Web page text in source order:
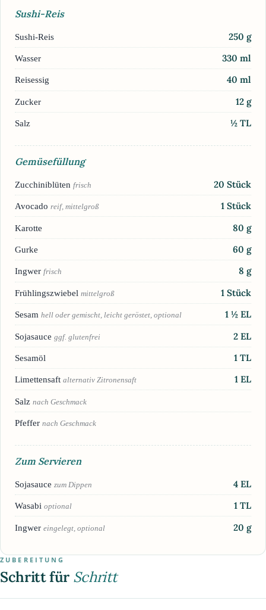
Sushi-Reis
Sushi-Reis 250 g
Wasser 330 ml
Reisessig 40 ml
Zucker 12 g
Salz ½ TL
Gemüsefüllung
Zucchiniblüten frisch 20 Stück
Avocado reif, mittelgroß 1 Stück
Karotte 80 g
Gurke 60 g
Ingwer frisch 8 g
Frühlingszwiebel mittelgroß 1 Stück
Sesam hell oder gemischt, leicht geröstet, optional 1 ½ EL
Sojasauce ggf. glutenfrei 2 EL
Sesamöl 1 TL
Limettensaft alternativ Zitronensaft 1 EL
Salz nach Geschmack
Pfeffer nach Geschmack
Zum Servieren
Sojasauce zum Dippen 4 EL
Wasabi optional 1 TL
Ingwer eingelegt, optional 20 g
ZUBEREITUNG
Schritt für Schritt